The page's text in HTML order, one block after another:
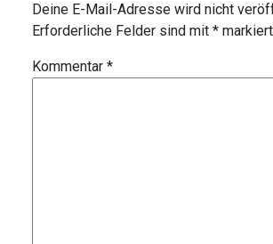
Deine E-Mail-Adresse wird nicht
Erforderliche Felder sind mit * markiert
Kommentar *